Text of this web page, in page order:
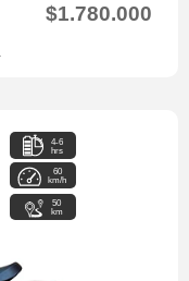
$1.780.000
4-6
hrs
60
km/h
50
km